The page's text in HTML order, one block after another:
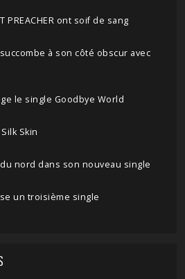
PREACHER ont soif de sang
succombe à son côté obscur avec
le single Goodbye World
Skin
nord dans son nouveau single
un troisième single